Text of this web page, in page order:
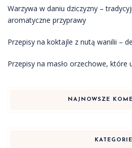
Warzywa w daniu dziczyzny –
aromatyczne przyprawy
Przepisy na koktajle z nutą wanilii –
Przepisy na masło orzechowe, które
NAJNOWSZE
KATEGORIE